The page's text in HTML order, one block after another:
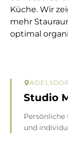
Küche. Wir
mehr
optimal
Studio
und